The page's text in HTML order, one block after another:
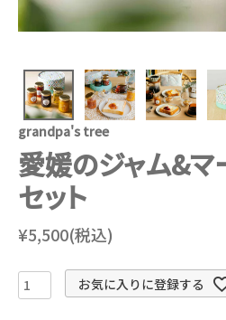
grandpa's tree
愛媛のジャム&マ
セット
¥5,500(税込)
お気に入りに登録する